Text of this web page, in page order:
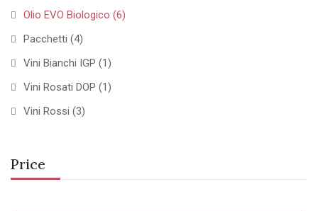
Olio EVO Biologico (6)
Pacchetti (4)
Vini Bianchi IGP (1)
Vini Rosati DOP (1)
Vini Rossi (3)
Price